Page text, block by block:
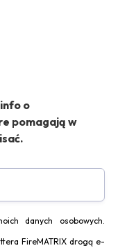
o
pomagają w
danych osobowych.
FireMATRIX drogą e-